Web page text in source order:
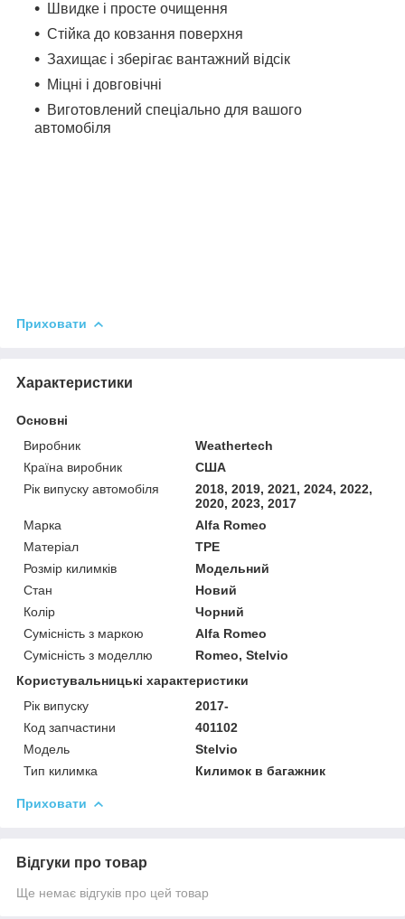
Швидке і просте очищення
Стійка до ковзання поверхня
Захищає і зберігає вантажний відсік
Міцні і довговічні
Виготовлений спеціально для вашого
автомобіля
Приховати
Характеристики
Основні
Виробник
Weathertech
Країна виробник
США
Рік випуску автомобіля
2018, 2019, 2021, 2024, 2022,
2020, 2023, 2017
Марка
Alfa Romeo
Матеріал
TPE
Розмір килимків
Модельний
Стан
Новий
Колір
Чорний
Сумісність з маркою
Alfa Romeo
Сумісність з моделлю
Romeo, Stelvio
Користувальницькі характеристики
Рік випуску
2017-
Код запчастини
401102
Мoдель
Stelvio
Тип килимка
Килимок в багажник
Приховати
Відгуки про товар
Ще немає відгуків про цей товар